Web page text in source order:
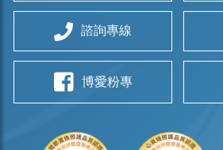
諮詢專線
博愛粉專